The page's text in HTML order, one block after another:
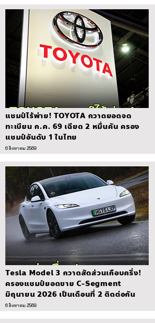
แชมป์ไร้พ่าย! TOYOTA กวาดยอดจด
ทะเบียน ก.ค. 69 เฉียด 2 หมื่นคัน ครอง
แชมป์อันดับ 1 ในไทย
6 สิงหาคม 2569
Tesla Model 3 กวาดสัดส่วนเกือบครึ่ง!
ครองแชมป์ยอดขาย C-Segment
มิถุนายน 2026 เป็นเดือนที่ 2 ติดต่อกัน
6 สิงหาคม 2569